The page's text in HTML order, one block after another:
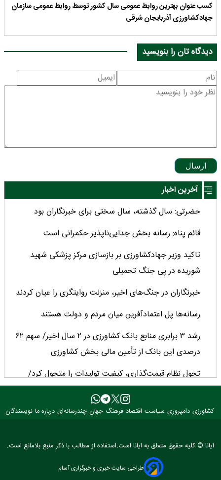
کسب عنوان بهترین روابط عمومی سال کشور توسط روابط عمومی سازمان
جهادکشاورزی آذربایجان شرقی
دیدگاه تان را بنویسید
ارسال
آخرین اخبار
حضرتی: سال گذشته، سال سختی برای خبرنگاران بود
قائم پناه: رسانه بخش جدایی‌ناپذیر حکمرانی است
تاکید وزیر جهادکشاورزی بر بازسازی مرکز پزشکی شهید
شوریده در پی جنگ تحمیلی
خبرنگاران در جنگ‌های اخیر، منزلت روایتگری را عیان کردند
رسانه‌ها پل اعتمادآفرین میان مردم و دولت هستند
رشد ۳ برابری منابع بانک کشاورزی در ۲ سال اخیر/ سهم ۶۲
درصدی این بانک از تأمین مالی بخش کشاورزی
تحول نظام قیمت‌گذاری، کیفیت تولیدات را متحول کرد/
چشم‌انداز مثبت تولید دانه‌های روغنی پس از ۳۰ سال
با اجرای قاعده قبض انبار ۳.۵ میلیون تن کالا وارد کشور شد
کشورهای پیشرو
کارنامه دو ساله جهاد کشاورزی روی میز وزیر
کشاورزی دامپروری سیاست اقتصاد فرهنگ جهان چندرسانه‌ای درباره ما نویسندگان
ایانا © کلیه حقوق متعلق به ایانا است.استفاده از مطالب با ذکر منبع بلامانع است.
طراحی سایت خبری و خبرگزاری آسام